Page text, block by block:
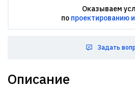
Оказываем
по проектированию
Задать
Описание